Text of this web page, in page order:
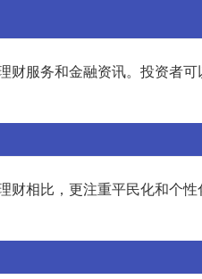
服务和金融资讯。投资者
相比，更注重平民化和个